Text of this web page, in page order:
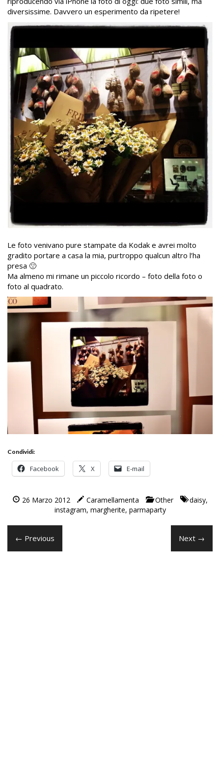
diversissime. Davvero un esperimento da ripetere!
Le foto venivano pure stampate da Kodak e avrei molto
gradito portare a casa la mia, purtroppo qualcun altro l’ha
presa 🙁
Ma almeno mi rimane un piccolo ricordo – foto della foto o
foto al quadrato.
Condividi:
Facebook X E-mail
26 Marzo 2012 Caramellamenta Other daisy,
instagram, margherite, parmaparty
← Previous Next →